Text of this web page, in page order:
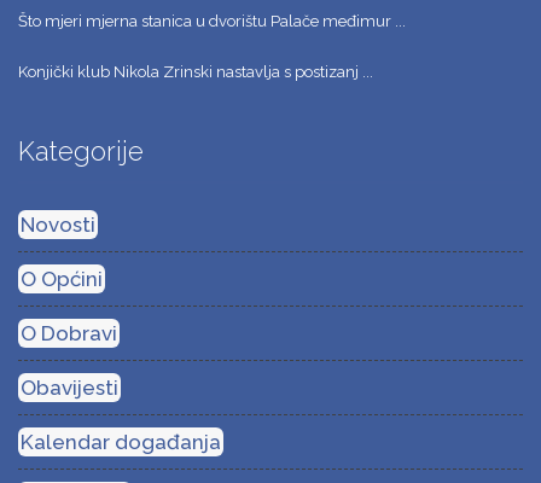
Što mjeri mjerna stanica u dvorištu Palače međimur ...
Konjički klub Nikola Zrinski nastavlja s postizanj ...
Kategorije
Novosti
O Općini
O Dobravi
Obavijesti
Kalendar događanja